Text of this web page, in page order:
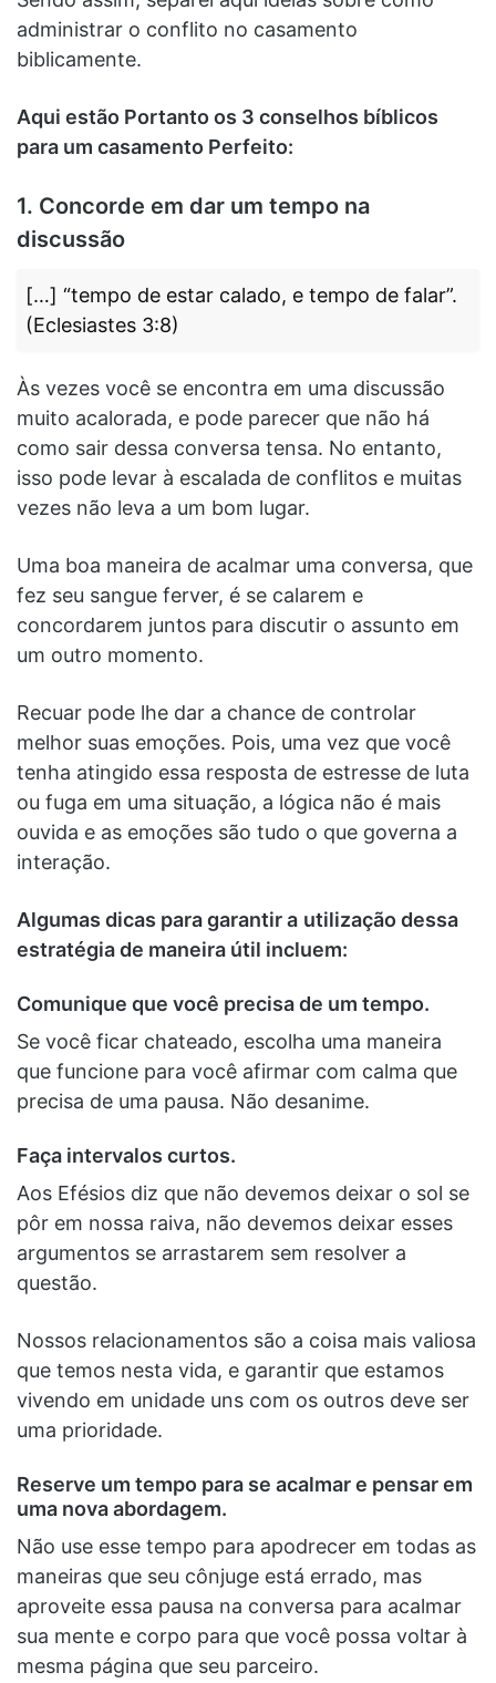
administrar o conflito no casamento
biblicamente.
Aqui estão Portanto os 3 conselhos bíblicos
para um casamento Perfeito:
1. Concorde em dar um tempo na
discussão
[…] “tempo de estar calado, e tempo de falar”.
(Eclesiastes 3:8)
Às vezes você se encontra em uma discussão
muito acalorada, e pode parecer que não há
como sair dessa conversa tensa. No entanto,
isso pode levar à escalada de conflitos e muitas
vezes não leva a um bom lugar.
Uma boa maneira de acalmar uma conversa, que
fez seu sangue ferver, é se calarem e
concordarem juntos para discutir o assunto em
um outro momento.
Recuar pode lhe dar a chance de controlar
melhor suas emoções. Pois, uma vez que você
tenha atingido essa resposta de estresse de luta
ou fuga em uma situação, a lógica não é mais
ouvida e as emoções são tudo o que governa a
interação.
Algumas dicas para garantir a utilização dessa
estratégia de maneira útil incluem:
Comunique que você precisa de um tempo.
Se você ficar chateado, escolha uma maneira
que funcione para você afirmar com calma que
precisa de uma pausa. Não desanime.
Faça intervalos curtos.
Aos Efésios diz que não devemos deixar o sol se
pôr em nossa raiva, não devemos deixar esses
argumentos se arrastarem sem resolver a
questão.
Nossos relacionamentos são a coisa mais valiosa
que temos nesta vida, e garantir que estamos
vivendo em unidade uns com os outros deve ser
uma prioridade.
Reserve um tempo para se acalmar e pensar em
uma nova abordagem.
Não use esse tempo para apodrecer em todas as
maneiras que seu cônjuge está errado, mas
aproveite essa pausa na conversa para acalmar
sua mente e corpo para que você possa voltar à
mesma página que seu parceiro.